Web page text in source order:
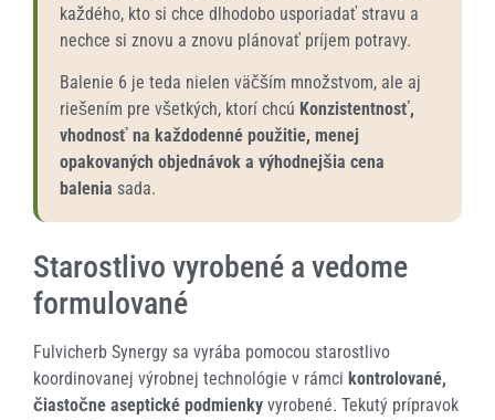
každého, kto si chce dlhodobo usporiadať stravu a
nechce si znovu a znovu plánovať príjem potravy.
Balenie 6 je teda nielen väčším množstvom, ale aj
riešením pre všetkých, ktorí chcú Konzistentnosť,
vhodnosť na každodenné použitie, menej
opakovaných objednávok a výhodnejšia cena
balenia sada.
Starostlivo vyrobené a vedome
formulované
Fulvicherb Synergy sa vyrába pomocou starostlivo
koordinovanej výrobnej technológie v rámci kontrolované,
čiastočne aseptické podmienky vyrobené. Tekutý prípravok